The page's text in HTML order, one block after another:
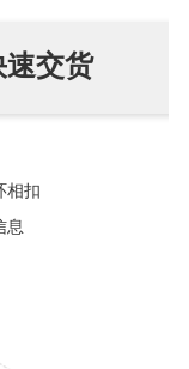
交货
相扣
息